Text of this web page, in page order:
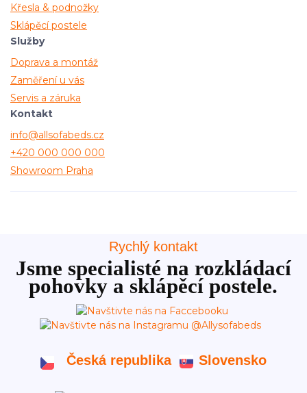
Křesla & podnožky
Sklápěcí postele
Služby
Doprava a montáž
Zaměření u vás
Servis a záruka
Kontakt
info@allsofabeds.cz
+420 000 000 000
Showroom Praha
Rychlý kontakt
Jsme specialisté na rozkládací
pohovky a sklápěcí postele.
Česká republika Slovensko